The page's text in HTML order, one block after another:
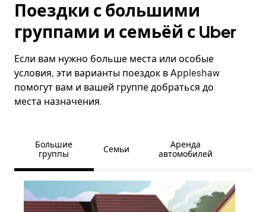
Поездки с большими
группами и семьёй с Uber
Если вам нужно больше места или особые
условия, эти варианты поездок в Appleshaw
помогут вам и вашей группе добраться до
места назначения.
Большие
группы
Семьи
Аренда
автомобилей